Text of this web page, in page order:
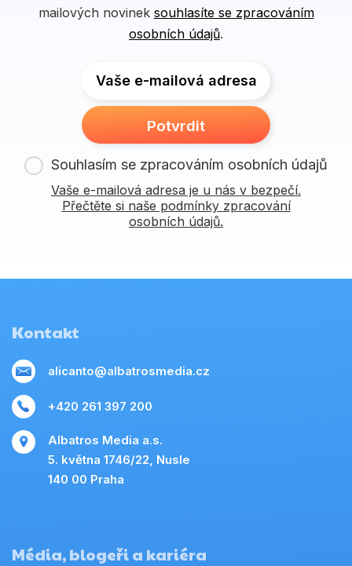
mailových novinek souhlasíte se zpracováním
osobních údajů.
Vaše e-mailová adresa
Potvrdit
Souhlasím se zpracováním osobních údajů
Vaše e-mailová adresa je u nás v bezpečí.
Přečtěte si naše podmínky zpracování
osobních údajů.
Kontakt
alicanto@albatrosmedia.cz
+420 261 397 200
Albatros Media a.s.
5. května 1746/22, Nusle
140 00 Praha
Média, blogeři a kariéra